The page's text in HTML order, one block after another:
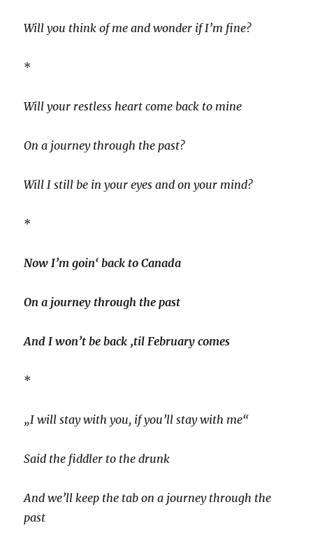
Will you think of me and wonder if I’m fine?
*
Will your restless heart come back to mine
On a journey through the past?
Will I still be in your eyes and on your mind?
*
Now I’m goin‘ back to Canada
On a journey through the past
And I won’t be back ‚til February comes
*
„I will stay with you, if you’ll stay with me“
Said the fiddler to the drunk
And we’ll keep the tab on a journey through the
past